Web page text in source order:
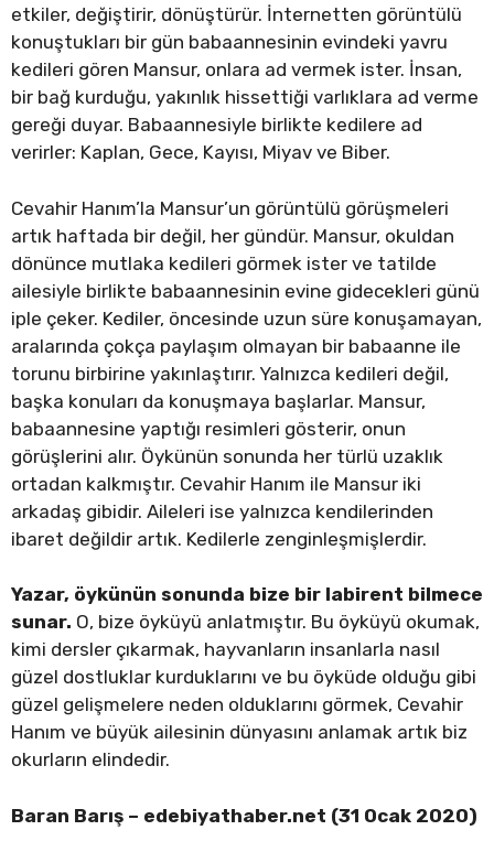
etkiler, değiştirir, dönüştürür. İnternetten görüntülü
konuştukları bir gün babaannesinin evindeki yavru
kedileri gören Mansur, onlara ad vermek ister. İnsan,
bir bağ kurduğu, yakınlık hissettiği varlıklara ad verme
gereği duyar. Babaannesiyle birlikte kedilere ad
verirler: Kaplan, Gece, Kayısı, Miyav ve Biber.
Cevahir Hanım’la Mansur’un görüntülü görüşmeleri
artık haftada bir değil, her gündür. Mansur, okuldan
dönünce mutlaka kedileri görmek ister ve tatilde
ailesiyle birlikte babaannesinin evine gidecekleri günü
iple çeker. Kediler, öncesinde uzun süre konuşamayan,
aralarında çokça paylaşım olmayan bir babaanne ile
torunu birbirine yakınlaştırır. Yalnızca kedileri değil,
başka konuları da konuşmaya başlarlar. Mansur,
babaannesine yaptığı resimleri gösterir, onun
görüşlerini alır. Öykünün sonunda her türlü uzaklık
ortadan kalkmıştır. Cevahir Hanım ile Mansur iki
arkadaş gibidir. Aileleri ise yalnızca kendilerinden
ibaret değildir artık. Kedilerle zenginleşmişlerdir.
Yazar, öykünün sonunda bize bir labirent bilmece
sunar. O, bize öyküyü anlatmıştır. Bu öyküyü okumak,
kimi dersler çıkarmak, hayvanların insanlarla nasıl
güzel dostluklar kurduklarını ve bu öyküde olduğu gibi
güzel gelişmelere neden olduklarını görmek, Cevahir
Hanım ve büyük ailesinin dünyasını anlamak artık biz
okurların elindedir.
Baran Barış – edebiyathaber.net (31 Ocak 2020)